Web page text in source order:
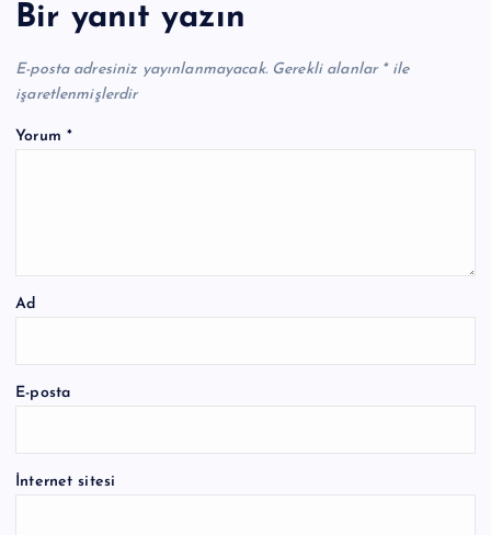
Bir yanıt yazın
E-posta adresiniz yayınlanmayacak. Gerekli alanlar *ile
işaretlenmişlerdir
Yorum *
Ad
E-posta
İnternet sitesi